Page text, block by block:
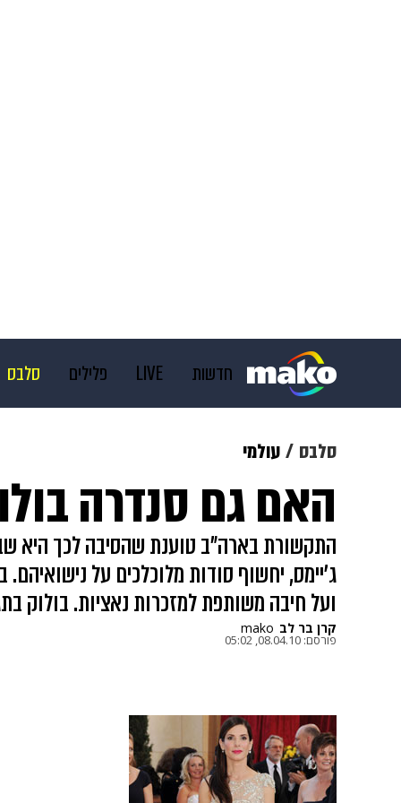
חדשות LIVE פלילים סלבס
דיגיטל גאווה משפט
סלבס עולמי
האם גם סנדרה
התקשורת בארה"ב טוענת שהסיבה לכך היא
ג'יימס, יחשוף סודות מלוכלכים על
ועל חיבה משותפת למזכרות נאציות. בולוק
קרן בר לב mako
פורסם: 08.04.10, 05:02